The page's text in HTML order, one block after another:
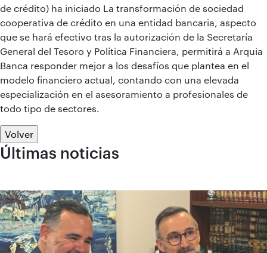
de crédito) ha iniciado La transformación de sociedad
cooperativa de crédito en una entidad bancaria, aspecto
que se hará efectivo tras la autorización de la Secretaría
General del Tesoro y Política Financiera, permitirá a Arquia
Banca responder mejor a los desafíos que plantea en el
modelo financiero actual, contando con una elevada
especialización en el asesoramiento a profesionales de
todo tipo de sectores.
Volver
Últimas noticias